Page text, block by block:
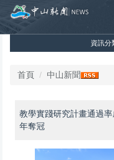
到
主
資訊分
資訊分類清單
媒體報導
首頁 中山新聞
教學實踐研究計畫通過
年奪冠